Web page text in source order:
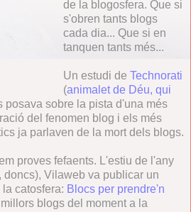
de la blogosfera. Que si
s'obren tants blogs
cada dia... Que si en
tanquen tants més...
Un estudi de Technorati
(animalet de Déu, qui
posava sobre la pista d'una més
del fenomen blog i els més
ja parlaven de la mort dels blogs.
proves fefaents. L'estiu de l'any
doncs), Vilaweb va publicar un
catosfera: Blocs per prendre'n
blogs del moment a la